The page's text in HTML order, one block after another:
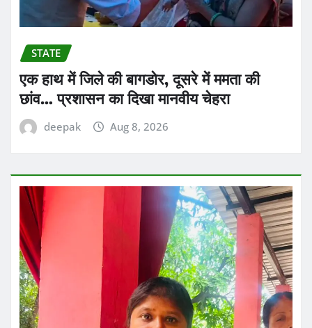
STATE
एक हाथ में जिले की बागडोर, दूसरे में ममता की
छांव… प्रशासन का दिखा मानवीय चेहरा
deepak Aug 8, 2026